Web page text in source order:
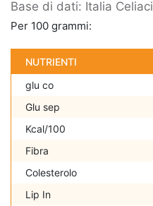
Base di dati: Italia Celiaci
Per 100 grammi:
NUTRIENTI
glu co
Glu sep
Kcal/100
Fibra
Colesterolo
Lip In